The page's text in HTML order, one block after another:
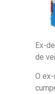
Ex-
de
O